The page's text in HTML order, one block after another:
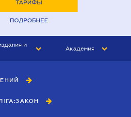
ТАРИФЫ
ПОДРОБНЕЕ
и
Академия